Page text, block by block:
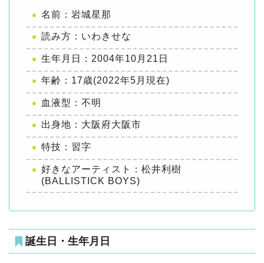
名前：岩城星那
読み方：いわきせな
生年月日：2004年10月21日
年齢：17歳(2022年5月現在)
血液型：不明
出身地：大阪府大阪市
特技：習字
好きなアーティスト：松井利樹
(BALLISTICK BOYS)
誕生日・生年月日